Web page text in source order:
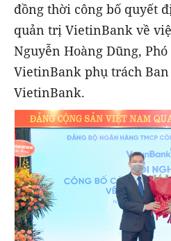
đồng thời công bố quyết
quản trị VietinBank về
Nguyễn Hoàng Dũng,
VietinBank phụ trách
VietinBank.